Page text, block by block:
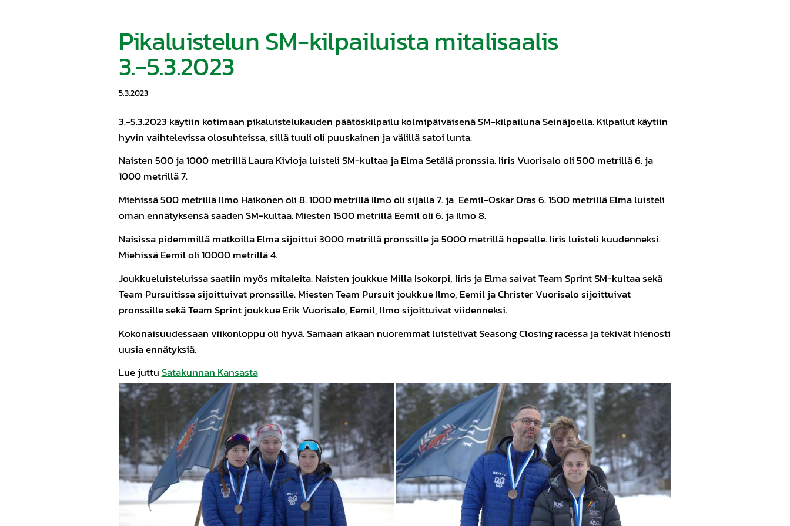
Pikaluistelun SM-kilpailuista mitalisaalis
3.-5.3.2023
5.3.2023
3.-5.3.2023 käytiin kotimaan pikaluistelukauden päätöskilpailu kolmipäiväisenä SM-kilpailuna Seinäjoella. Kilpailut käytiin
hyvin vaihtelevissa olosuhteissa, sillä tuuli oli puuskainen ja välillä satoi lunta.
Naisten 500 ja 1000 metrillä Laura Kivioja luisteli SM-kultaa ja Elma Setälä pronssia. Iiris Vuorisalo oli 500 metrillä 6. ja
1000 metrillä 7.
Miehissä 500 metrillä Ilmo Haikonen oli 8. 1000 metrillä Ilmo oli sijalla 7. ja Eemil-Oskar Oras 6. 1500 metrillä Elma luisteli
oman ennätyksensä saaden SM-kultaa. Miesten 1500 metrillä Eemil oli 6. ja Ilmo 8.
Naisissa pidemmillä matkoilla Elma sijoittui 3000 metrillä pronssille ja 5000 metrillä hopealle. Iiris luisteli kuudenneksi.
Miehissä Eemil oli 10000 metrillä 4.
Joukkueluisteluissa saatiin myös mitaleita. Naisten joukkue Milla Isokorpi, Iiris ja Elma saivat Team Sprint SM-kultaa sekä
Team Pursuitissa sijoittuivat pronssille. Miesten Team Pursuit joukkue Ilmo, Eemil ja Christer Vuorisalo sijoittuivat
pronssille sekä Team Sprint joukkue Erik Vuorisalo, Eemil, Ilmo sijoittuivat viidenneksi.
Kokonaisuudessaan viikonloppu oli hyvä. Samaan aikaan nuoremmat luistelivat Seasong Closing racessa ja tekivät hienosti
uusia ennätyksiä.
Lue juttuSatakunnan Kansasta